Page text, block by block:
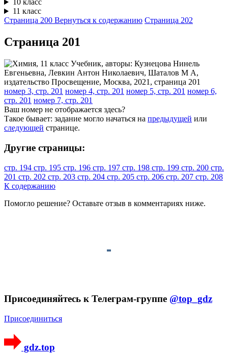
10 класс
11 класс
Страница 200 Вернуться к содержанию Страница 202
Cтраница 201
номер 3, стр. 201 номер 4, стр. 201 номер 5, стр. 201 номер 6,
стр. 201 номер 7, стр. 201
Ваш номер не отображается здесь?
Такое бывает: задание могло начаться на предыдущей или
следующей странице.
Другие страницы:
стр. 194 стр. 195 стр. 196 стр. 197 стр. 198 стр. 199 стр. 200 стр.
201 стр. 202 стр. 203 стр. 204 стр. 205 стр. 206 стр. 207 стр. 208
К содержанию
Помогло решение? Оставьте отзыв в комментариях ниже.
Присоединяйтесь к Телеграм-группе @top_gdz
Присоединиться
gdz.top